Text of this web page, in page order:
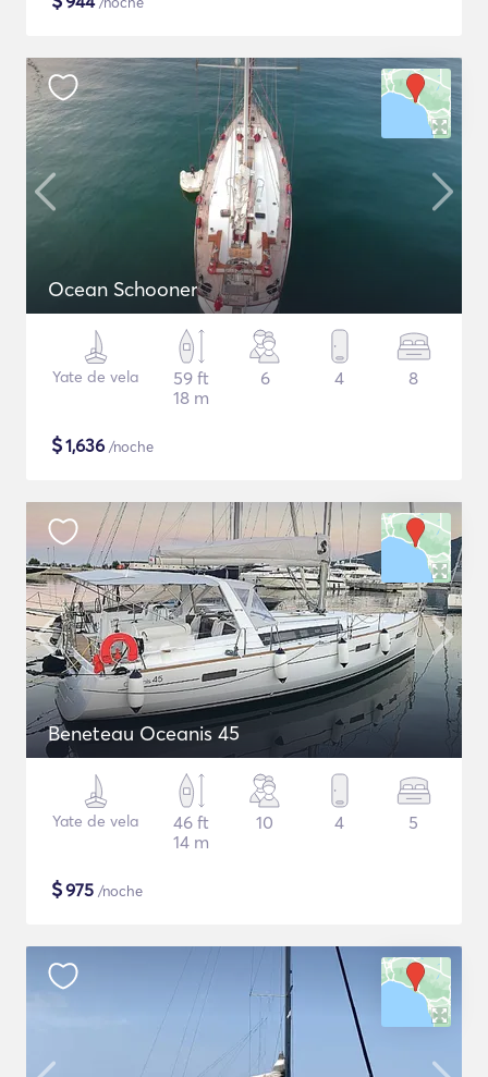
Ocean Schooner
Yate de vela
59 ft
18 m
6 4 8
$1,636 /noche
Beneteau Oceanis 45
Yate de vela
46 ft
14 m
10 4 5
$975 /noche